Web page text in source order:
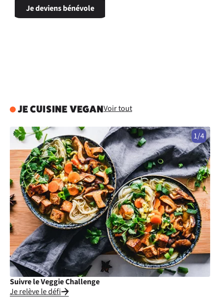
Je deviens bénévole
JE CUISINE VEGANVoir tout
1/4
Suivre le Veggie Challenge
Je relève le défi